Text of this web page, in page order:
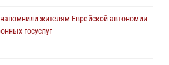
жителям Еврейской автономии
госуслуг